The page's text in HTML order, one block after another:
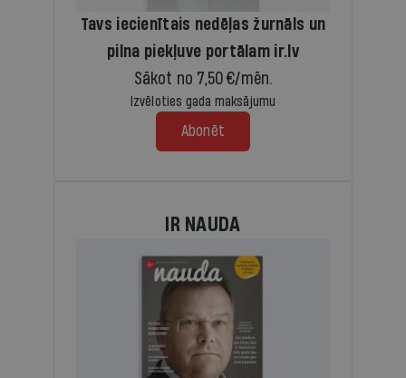
Tavs iecienītais nedēļas žurnāls un
pilna piekļuve portālam ir.lv
Sākot no 7,50 €/mēn.
Izvēloties gada maksājumu
Abonēt
IR NAUDA